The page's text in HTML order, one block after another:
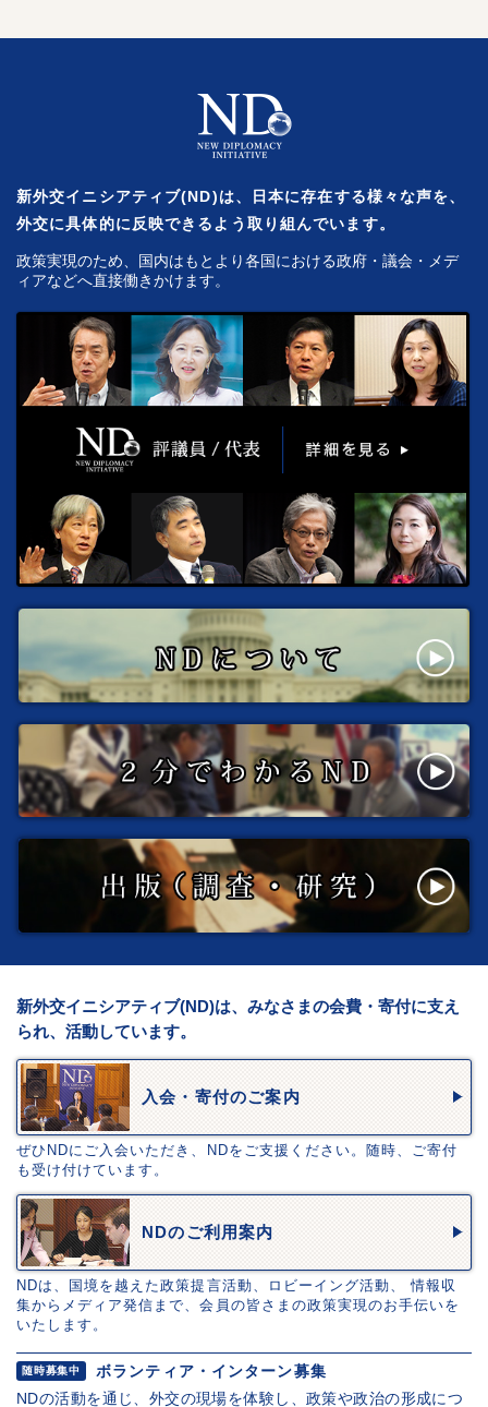
新外交イニシアティブ(ND)は、日本に存在する様々な声を、
外交に具体的に反映できるよう取り組んでいます。
政策実現のため、国内はもとより各国における政府・議会・メデ
ィアなどへ直接働きかけます。
新外交イニシアティブ(ND)は、みなさまの会費・寄付に支え
られ、活動しています。
入会・寄付のご案内
ぜひNDにご入会いただき、NDをご支援ください。随時、ご寄付
も受け付けています。
NDのご利用案内
NDは、国境を越えた政策提言活動、ロビーイング活動、 情報収
集からメディア発信まで、会員の皆さまの政策実現のお手伝いを
いたします。
随時募集中
ボランティア・インターン募集
NDの活動を通じ、外交の現場を体験し、政策や政治の形成につ